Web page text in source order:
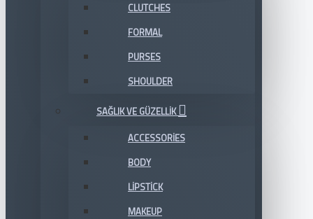
CLUTCHES
FORMAL
PURSES
SHOULDER
SAĞLIK VE GÜZELLIK
ACCESSORIES
BODY
LIPSTICK
MAKEUP